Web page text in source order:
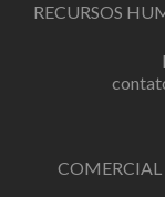
RECURSOS
COMERCIAL